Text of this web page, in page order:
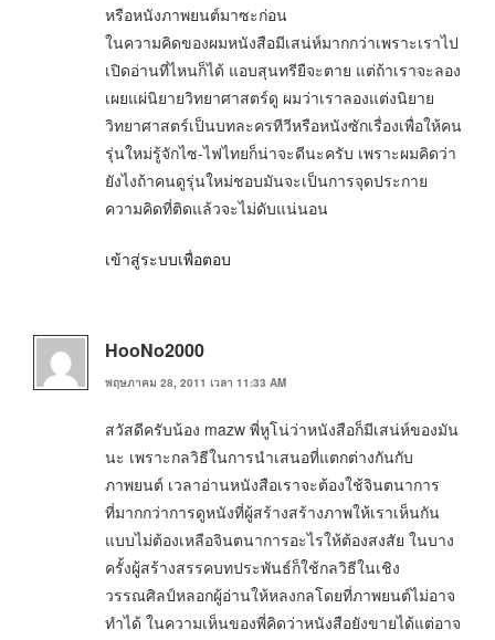
หรือหนังภาพยนต์มาซะก่อน
ในความคิดของผมหนังสือมีเสน่ห์มากกว่าเพราะเราไป
เปิดอ่านที่ไหนก็ได้ แอบสุนทรียืจะตาย แต่ถ้าเราจะลอง
เผยแผ่นิยายวิทยาศาสตร์ดู ผมว่าเราลองแต่งนิยาย
วิทยาศาสตร์เป็นบทละครทีวีหรือหนังซักเรื่องเพื่อให้คน
รุ่นใหม่รู้จักไซ-ไฟไทยก็น่าจะดีนะครับ เพราะผมคิดว่า
ยังไงถ้าคนดูรุ่นใหม่ชอบมันจะเป็นการจุดประกาย
ความคิดที่ติดแล้วจะไม่ดับแน่นอน
เข้าสู่ระบบเพื่อตอบ
HooNo2000
พฤษภาคม 28, 2011 เวลา 11:33 AM
สวัสดีครับน้อง mazw พี่หูโน่ว่าหนังสือก็มีเสน่ห์ของมัน
นะ เพราะกลวิธีในการนำเสนอที่แตกต่างกันกับ
ภาพยนต์ เวลาอ่านหนังสือเราจะต้องใช้จินตนาการ
ที่มากกว่าการดูหนังที่ผู้สร้างสร้างภาพให้เราเห็นกัน
แบบไม่ต้องเหลือจินตนาการอะไรให้ต้องสงสัย ในบาง
ครั้งผู้สร้างสรรคบทประพันธ์ก็ใช้กลวิธีในเชิง
วรรณศิลป์หลอกผู้อ่านให้หลงกลโดยที่ภาพยนต์ไม่อาจ
ทำได้ ในความเห็นของพี่คิดว่าหนังสือยังขายได้แต่อาจ